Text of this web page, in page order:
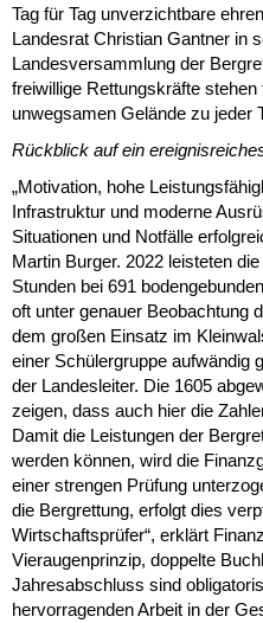
Tag für Tag unverzichtbare
Landesrat Christian Gantner in
Landesversammlung der
freiwillige Rettungskräfte
unwegsamen Gelände zu jeder
Rückblick auf ein
„Motivation, hohe
Infrastruktur und moderne
Situationen und Notfälle
Martin Burger. 2022 leisteten
Stunden bei 691
oft unter genauer Beobachtung
dem großen Einsatz im
einer Schülergruppe aufwändig
der Landesleiter. Die 1605
zeigen, dass auch hier die
Damit die Leistungen der
werden können, wird die
einer strengen Prüfung
die Bergrettung, erfolgt dies
Wirtschaftsprüfer“, erklärt
Vieraugenprinzip, doppelte
Jahresabschluss sind
hervorragenden Arbeit in der